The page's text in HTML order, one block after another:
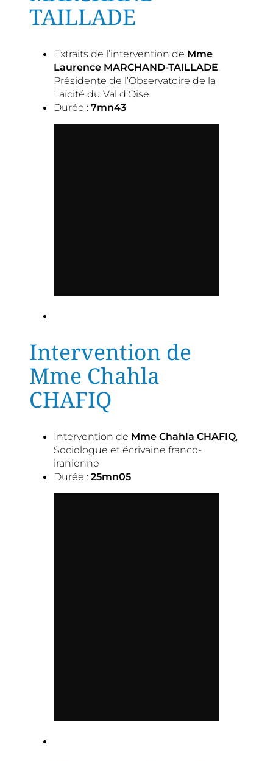
TAILLADE
Extraits de l’intervention de Mme
Laurence MARCHAND-TAILLADE,
Présidente de l’Observatoire de la
Laïcité du Val d’Oise
Durée : 7mn43
Intervention de
Mme Chahla
CHAFIQ
Intervention de Mme Chahla CHAFIQ,
Sociologue et écrivaine franco-
iranienne
Durée : 25mn05